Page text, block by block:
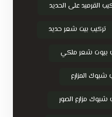
القرميد على الحديد
تركيب بيت شعر حديد
بيوت شعر ملكي
شبوك المزارع
شبوك مزارع الصور